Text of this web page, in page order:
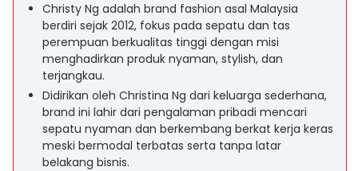
Christy Ng adalah brand fashion asal Malaysia
berdiri sejak 2012, fokus pada sepatu dan tas
perempuan berkualitas tinggi dengan misi
menghadirkan produk nyaman, stylish, dan
terjangkau.
Didirikan oleh Christina Ng dari keluarga sederhana,
brand ini lahir dari pengalaman pribadi mencari
sepatu nyaman dan berkembang berkat kerja keras
meski bermodal terbatas serta tanpa latar
belakang bisnis.